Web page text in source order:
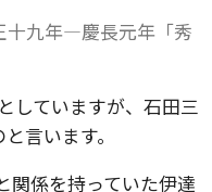
九年―慶長元年「秀
ていますが、石田三
言います。
関係を持っていた伊達